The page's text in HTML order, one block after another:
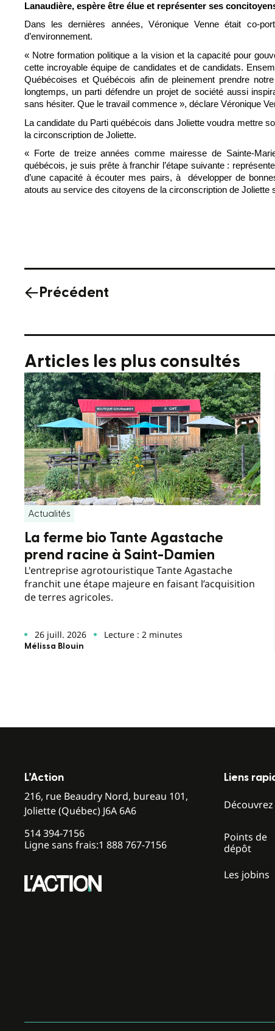
Lanaudière, espère être élue et représenter ses
Dans les dernières années, Véronique Venne était co-
d’environnement.
« Notre formation politique a la vision et la capacité pour
cette incroyable équipe de candidates et de candidats.
Québécoises et Québécois afin de pleinement prendre
longtemps, un parti défendre un projet de société aussi
sans hésiter. Que le travail commence », déclare Véronique
La candidate du Parti québécois dans Joliette voudra mettre
la circonscription de Joliette.
« Forte de treize années comme mairesse de Sainte-
québécois, je suis prête à franchir l’étape suivante :
d’une capacité à écouter mes pairs, à développer de
atouts au service des citoyens de la circonscription de Joliette
Précédent
Articles les plus consultés
Actualités
La ferme bio Tante Agastache
prend racine à Saint-Damien
L'entreprise agrotouristique Tante Agastache
franchit une étape majeure en faisant l’acquisition
de terres agricoles.
26 juill. 2026 Lecture : 2 minutes
Mélissa Blouin
L’Action
216, rue Beaudry Nord, bureau 101,
Joliette (Québec) J6A 6A6
514 394-7156
Ligne sans frais:1 888 767-7156
Liens
Découvrez
Points de
dépôt
Les jobins